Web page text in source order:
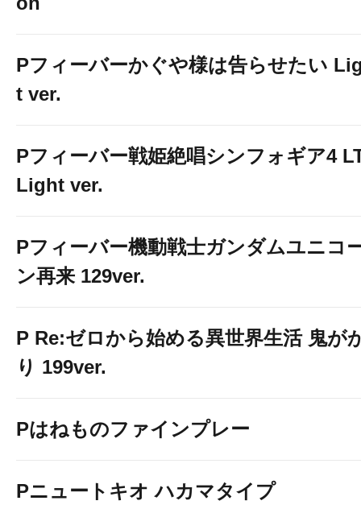
Pフィーバーかぐや様は告らせたい
t ver.
Pフィーバー戦姫絶唱シンフォギア4
Light ver.
Pフィーバー機動戦士ガンダムユニコ
ン再来 129ver.
P Re:ゼロから始める異世界生活 鬼が
り 199ver.
Pはねものファインプレー
Pニュートキオ ハカマタイプ